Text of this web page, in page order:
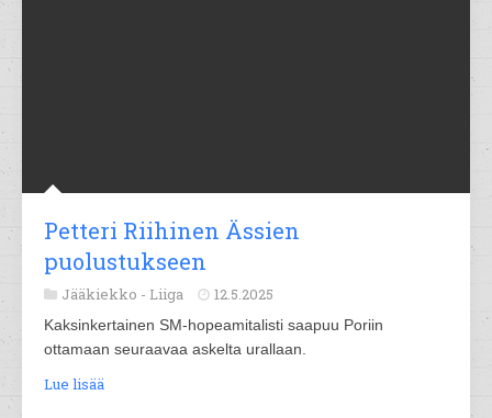
Petteri Riihinen Ässien
puolustukseen
Jääkiekko - Liiga 12.5.2025
Kaksinkertainen SM-hopeamitalisti saapuu Poriin
ottamaan seuraavaa askelta urallaan.
Lue lisää